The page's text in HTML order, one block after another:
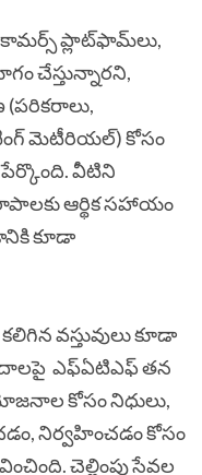
కామర్స్ ప్లాట్‌ఫామ్‌లు,
చేస్తున్నారని,
మెటీరియల్) కోసం
వీటిని
ఆర్థిక సహాయం
కూడా
వస్తువులు కూడా
ఎఫ్ఏటిఎఫ్తన
కోసం నిధులు,
నిర్వహించడం కోసం
చెల్లింపు సేవల